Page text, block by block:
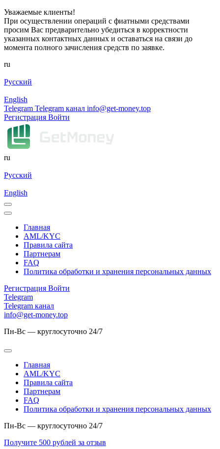
Уважаемые клиенты!
При осуществлении операций с фиатными средствами
просим Вас предварительно убедиться в корректности
указанных контактных данных и оставаться на связи до
момента полного зачисления средств по заявке.
ru
Русский
English
Telegram Telegram канал info@get-money.top
Регистрация Войти
ru
Русский
English
Главная
AML/KYC
Правила сайта
Партнерам
FAQ
Политика обработки и хранения персональных данных
Регистрация Войти
Telegram
Telegram канал
info@get-money.top
Пн-Вс — круглосуточно 24/7
Главная
AML/KYC
Правила сайта
Партнерам
FAQ
Политика обработки и хранения персональных данных
Пн-Вс — круглосуточно 24/7
Получите 500 рублей за отзыв